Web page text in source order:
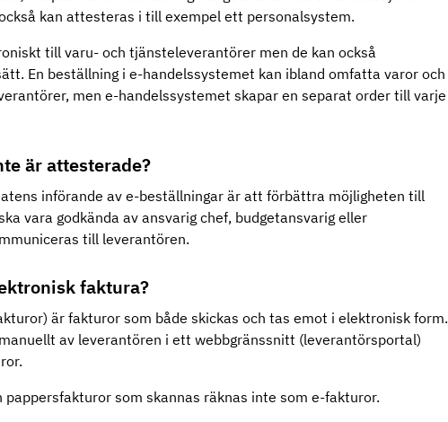
kan attesteras i till exempel ett personalsystem.
till varu- och tjänsteleverantörer men de kan också
En beställning i e-handelssystemet kan ibland omfatta varor och
men e-handelssystemet skapar en separat order till varje
är attesterade?
införande av e-beställningar är att förbättra möjligheten till
vara godkända av ansvarig chef, budgetansvarig eller
till leverantören.
faktura?
är fakturor som både skickas och tas emot i elektronisk form.
av leverantören i ett webbgränssnitt (leverantörsportal)
pappersfakturor som skannas räknas inte som e-fakturor.